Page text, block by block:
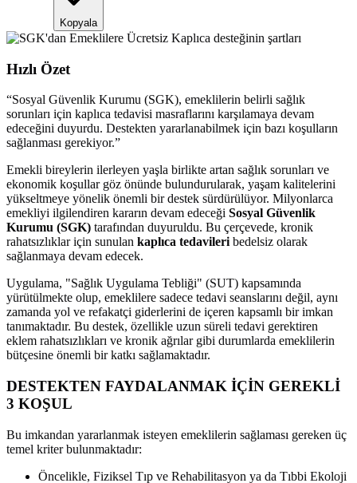
Kopyala
Hızlı Özet
“Sosyal Güvenlik Kurumu (SGK), emeklilerin belirli sağlık
sorunları için kaplıca tedavisi masraflarını karşılamaya devam
edeceğini duyurdu. Destekten yararlanabilmek için bazı koşulların
sağlanması gerekiyor.”
Emekli bireylerin ilerleyen yaşla birlikte artan sağlık sorunları ve
ekonomik koşullar göz önünde bulundurularak, yaşam kalitelerini
yükseltmeye yönelik önemli bir destek sürdürülüyor. Milyonlarca
emekliyi ilgilendiren kararın devam edeceği Sosyal Güvenlik
Kurumu (SGK) tarafından duyuruldu. Bu çerçevede, kronik
rahatsızlıklar için sunulan kaplıca tedavileri bedelsiz olarak
sağlanmaya devam edecek.
Uygulama, "Sağlık Uygulama Tebliği" (SUT) kapsamında
yürütülmekte olup, emeklilere sadece tedavi seanslarını değil, aynı
zamanda yol ve refakatçi giderlerini de içeren kapsamlı bir imkan
tanımaktadır. Bu destek, özellikle uzun süreli tedavi gerektiren
eklem rahatsızlıkları ve kronik ağrılar gibi durumlarda emeklilerin
bütçesine önemli bir katkı sağlamaktadır.
DESTEKTEN FAYDALANMAK İÇİN GEREKLİ
3 KOŞUL
Bu imkandan yararlanmak isteyen emeklilerin sağlaması gereken üç
temel kriter bulunmaktadır:
Öncelikle, Fiziksel Tıp ve Rehabilitasyon ya da Tıbbi Ekoloji